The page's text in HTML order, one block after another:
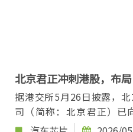
北京君正冲刺港股，布
据港交所5月26日披露，
司（简称：北京君正）已
书，国泰海通担任独家保